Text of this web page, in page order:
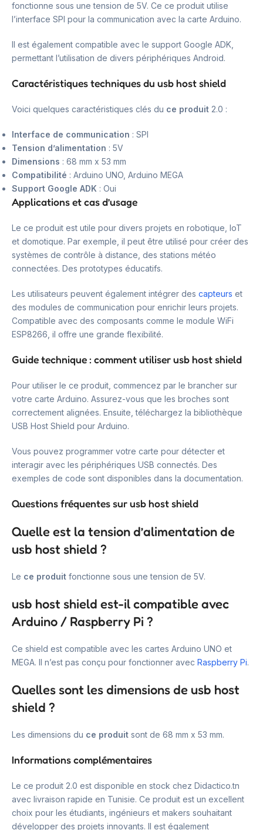
fonctionne sous une tension de 5V. Ce ce produit utilise
l’interface SPI pour la communication avec la carte Arduino.
Il est également compatible avec le support Google ADK,
permettant l’utilisation de divers périphériques Android.
Caractéristiques techniques du usb host shield
Voici quelques caractéristiques clés du ce produit 2.0 :
Interface de communication : SPI
Tension d’alimentation : 5V
Dimensions : 68 mm x 53 mm
Compatibilité : Arduino UNO, Arduino MEGA
Support Google ADK : Oui
Applications et cas d’usage
Le ce produit est utile pour divers projets en robotique, IoT
et domotique. Par exemple, il peut être utilisé pour créer des
systèmes de contrôle à distance, des stations météo
connectées. Des prototypes éducatifs.
Les utilisateurs peuvent également intégrer des capteurs et
des modules de communication pour enrichir leurs projets.
Compatible avec des composants comme le module WiFi
ESP8266, il offre une grande flexibilité.
Guide technique : comment utiliser usb host shield
Pour utiliser le ce produit, commencez par le brancher sur
votre carte Arduino. Assurez-vous que les broches sont
correctement alignées. Ensuite, téléchargez la bibliothèque
USB Host Shield pour Arduino.
Vous pouvez programmer votre carte pour détecter et
interagir avec les périphériques USB connectés. Des
exemples de code sont disponibles dans la documentation.
Questions fréquentes sur usb host shield
Quelle est la tension d’alimentation de
usb host shield ?
Le ce produit fonctionne sous une tension de 5V.
usb host shield est-il compatible avec
Arduino / Raspberry Pi ?
Ce shield est compatible avec les cartes Arduino UNO et
MEGA. Il n’est pas conçu pour fonctionner avec Raspberry Pi.
Quelles sont les dimensions de usb host
shield ?
Les dimensions du ce produit sont de 68 mm x 53 mm.
Informations complémentaires
Le ce produit 2.0 est disponible en stock chez Didactico.tn
avec livraison rapide en Tunisie. Ce produit est un excellent
choix pour les étudiants, ingénieurs et makers souhaitant
développer des projets innovants. Il est également